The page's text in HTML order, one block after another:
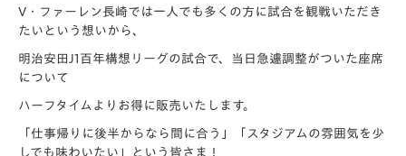
V・ファーレン長崎では一人でも多くの方に試合を観戦いただき
たいという想いから、
明治安田J1百年構想リーグの試合で、当日急遽調整がついた座席
について
ハーフタイムよりお得に販売いたします。
「仕事帰りに後半からなら間に合う」「スタジアムの雰囲気を少
しでも味わいたい」という皆さま！